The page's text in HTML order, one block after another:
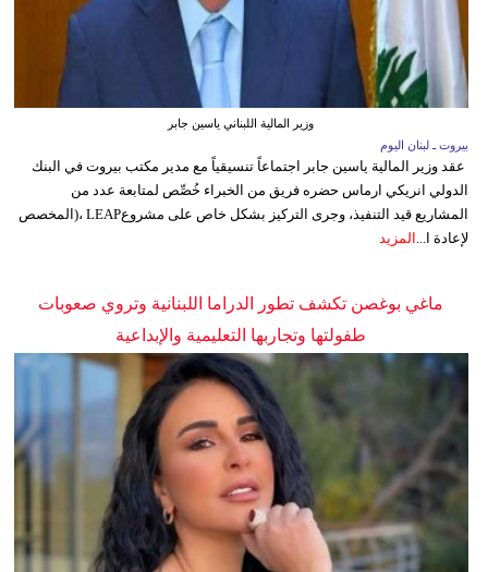
وزير المالية اللبناني ياسين جابر
بيروت ـ لبنان اليوم
عقد وزير المالية ياسين جابر اجتماعاً تنسيقياً مع مدير مكتب بيروت في البنك
الدولي انريكي ارماس حضره فريق من الخبراء خُصِّص لمتابعة عدد من
المشاريع قيد التنفيذ، وجرى التركيز بشكل خاص على مشروعLEAP ،(المخصص
لإعادة ا...
المزيد
ماغي بوغصن تكشف تطور الدراما اللبنانية وتروي صعوبات
طفولتها وتجاربها التعليمية والإبداعية